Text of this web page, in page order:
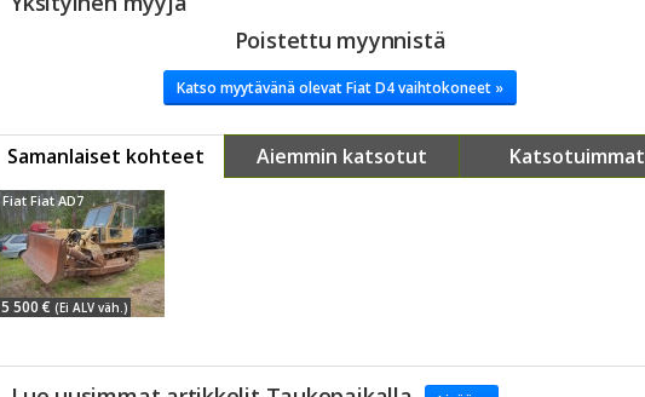
Poistettu myynnistä
Katso myytävänä olevat Fiat D4 vaihtokoneet »
Samanlaiset kohteet Aiemmin katsotut Katsotuimmat
Fiat Fiat AD7
5 500 € (Ei ALV väh.)